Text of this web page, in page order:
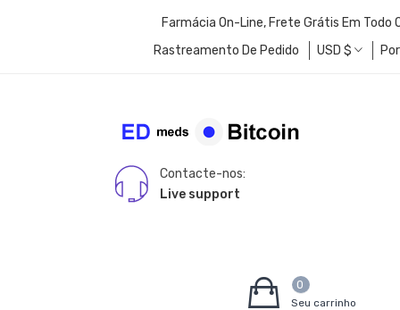
Farmácia On-Line, Frete Grátis Em Todo
Rastreamento De Pedido
USD $
Contacte-nos:
Live support
0
Seu carrinho